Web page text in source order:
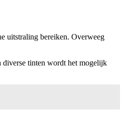
uitstraling bereiken. Overweeg
diverse tinten wordt het mogelijk